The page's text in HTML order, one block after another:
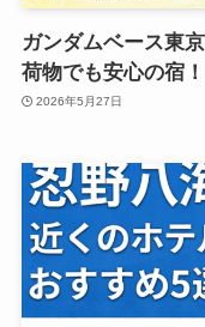
ガンダムベース東
荷物でも安心の宿！
2026年5月27日